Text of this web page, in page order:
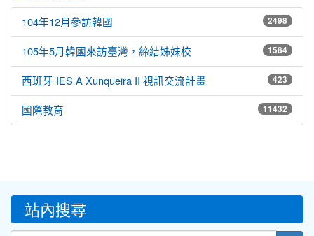
104年12月參訪韓國 2498
105年5月韓國來訪臺灣，締結姊妹校 1584
西班牙 IES A Xunqueira II 視訊交流計畫 423
國際教育 11432
::: 站內搜尋